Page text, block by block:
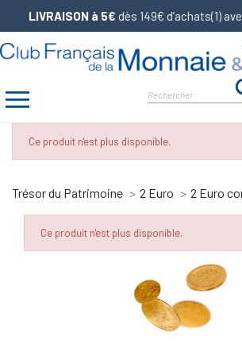
LIVRAISON à 5€ dès 149€ d’achats(1)
Ce produit n'est plus disponible.
Trésor du Patrimoine 2 Euro 2 Euro
Ce produit n'est plus disponible.